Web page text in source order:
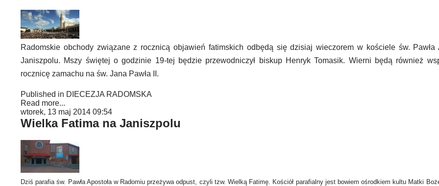
Radomskie obchody związane z rocznicą objawień fatimskich odbędą się dzisiaj wieczorem w kościele św. Pawła
Janiszpolu. Mszy świętej o godzinie 19-tej będzie przewodniczył biskup Henryk Tomasik. Wierni będą również
rocznicę zamachu na św. Jana Pawła II.
Published in DIECEZJA RADOMSKA
Read more...
wtorek, 13 maj 2014 09:54
Wielka Fatima na Janiszpolu
Dziś parafia św. Pawła Apostoła w Radomiu przeżywa odpust, czyli tzw. Wielką Fatimę. Kościół parafialny jest bowiem ośrodkiem kultu Matki